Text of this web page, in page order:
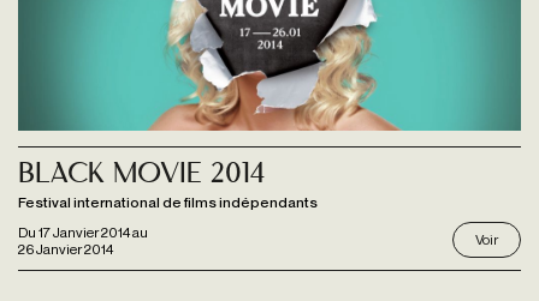
Du 17 Janvier 2014au
26 Janvier 2014
Black Movie 2014
Festival international de films indépendants
Voir